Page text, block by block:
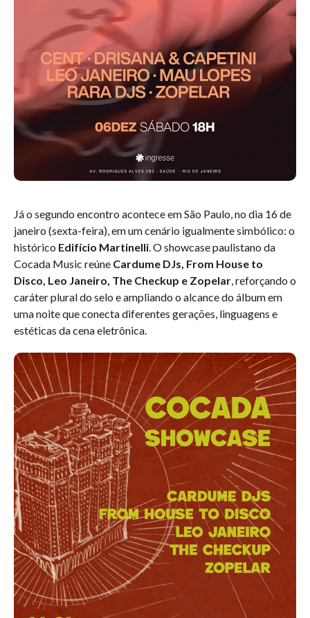
Já o segundo encontro acontece em São Paulo, no dia 16 de
janeiro (sexta-feira), em um cenário igualmente simbólico: o
histórico Edifício Martinelli. O showcase paulistano da
Cocada Music reúne Cardume DJs, From House to
Disco, Leo Janeiro, The Checkup e Zopelar, reforçando o
caráter plural do selo e ampliando o alcance do álbum em
uma noite que conecta diferentes gerações, linguagens e
estéticas da cena eletrônica.